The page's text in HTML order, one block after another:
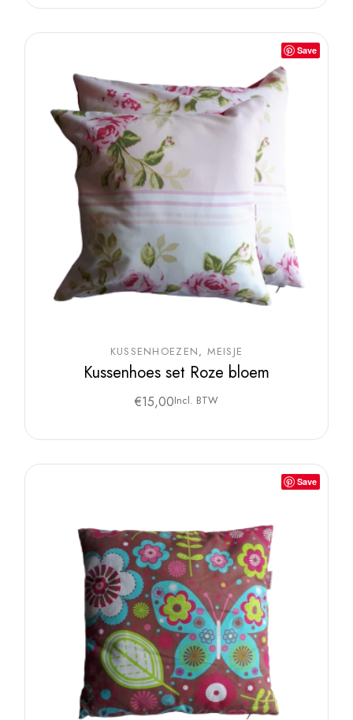
Save
KUSSENHOEZEN MEISJE
Kussenhoes set Roze bloem
€15,00Incl. BTW
Save